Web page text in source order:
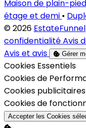
Maison de plain-pied
étage et demi •
© 2026 EstateFunnel
confidentialitéAvis
Avis et avis
Gérer
Activer
Cookies Essentiels
Activer
Cookies de
Activer
Cookies publicitaires
Activer
Cookies de
Accepter les Cookies